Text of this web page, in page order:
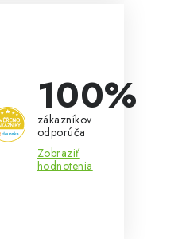
100%
zákazníkov
odporúča
Zobraziť
hodnotenia